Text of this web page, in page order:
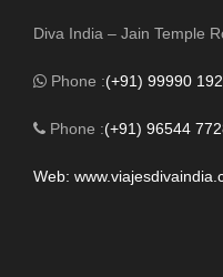
Diva India – Jain Temple
Phone :(+91) 99990
Phone :(+91) 96544
Web: